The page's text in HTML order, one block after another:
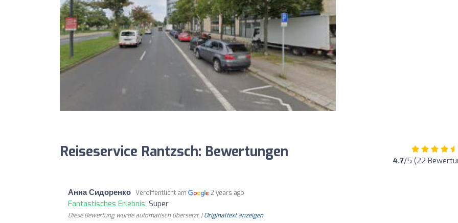
Reiseservice Rantzsch: Bewertungen 4.7/5 (22
Анна Сидоренко Veröffentlicht am 2 years ago
Fantastisches Erlebnis: Super
Diese Bewertung wurde automatisch übersetzt. |Originaltext anzeigen